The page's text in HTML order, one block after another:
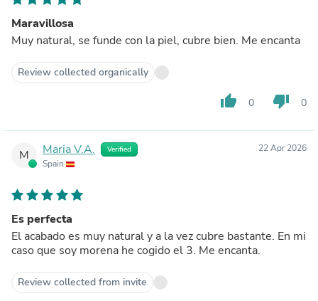
Maravillosa
Muy natural, se funde con la piel, cubre bien. Me encanta
Review collected organically
thumb_up 0 thumb_down 0
M Maria V.A. Verified
Spain
22 Apr 2026
Es perfecta
El acabado es muy natural y a la vez cubre bastante. En mi
caso que soy morena he cogido el 3. Me encanta.
Review collected from invite